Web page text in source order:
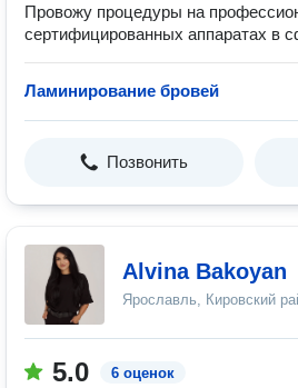
Провожу процедуры на
сертифицированных аппаратах в
Ламинирование бровей
Позвонить
Alvina Bakoyan
Ярославль, Кировский
5.0 6 оценок